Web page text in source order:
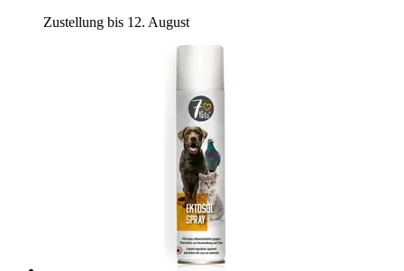
Zustellung bis 12. August